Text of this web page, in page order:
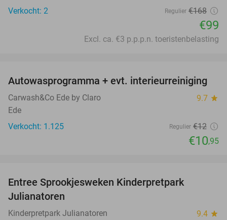
Verkocht: 2
Regulier €168
€99
Excl. ca. €3 p.p.p.n. toeristenbelasting
9%
Autowasprogramma + evt. interieurreiniging
Carwash&Co Ede by Claro 9.7 star
Ede
Verkocht: 1.125
Regulier €12
€10,95
Entree Sprookjesweken Kinderpretpark
Julianatoren
Kinderpretpark Julianatoren 9.4 star